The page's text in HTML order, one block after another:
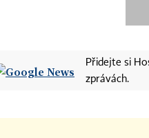
Přidejte si
zprávách.